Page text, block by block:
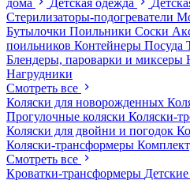
дома
Детская одежда
Стерилизаторы-подогреватели
Бутылочки Поильники Соски
поильников Контейнеры Посуда
Блендеры, пароварки и миксеры
Нагрудники
Смотреть все
Коляски для новорожденных
Прогулочные коляски Коляски-
Коляски для двойни и погодок
Коляски-трансформеры
Смотреть все
Кроватки-трансформеры